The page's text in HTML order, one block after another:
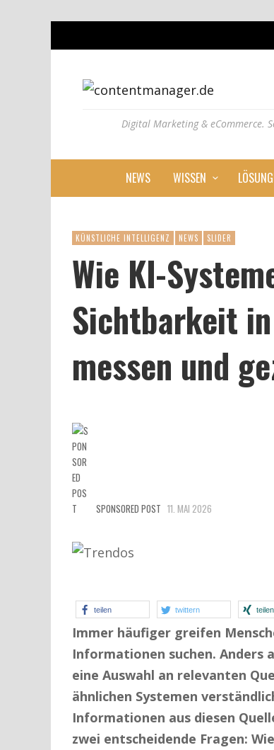
Digital Marketing & eCommerce.
NEWS WISSEN
KÜNSTLICHE INTELLIGENZ NEWS SLIDER
Wie KI-
Sichtbarkeit
messen und
SPONSORED POST 11. MAI 2026
teilen twittern teilen
Immer häufiger greifen
Informationen suchen. Anders
eine Auswahl an relevanten
ähnlichen Systemen
Informationen aus diesen
zwei entscheidende Fragen: